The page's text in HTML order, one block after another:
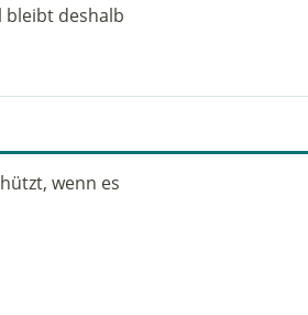
bleibt deshalb
wenn es